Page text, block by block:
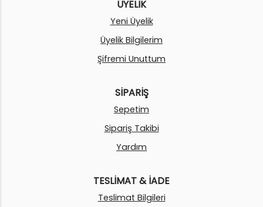
ÜYELİK
Yeni Üyelik
Üyelik Bilgilerim
Şifremi Unuttum
SİPARİŞ
Sepetim
Sipariş Takibi
Yardım
TESLİMAT & İADE
Teslimat Bilgileri